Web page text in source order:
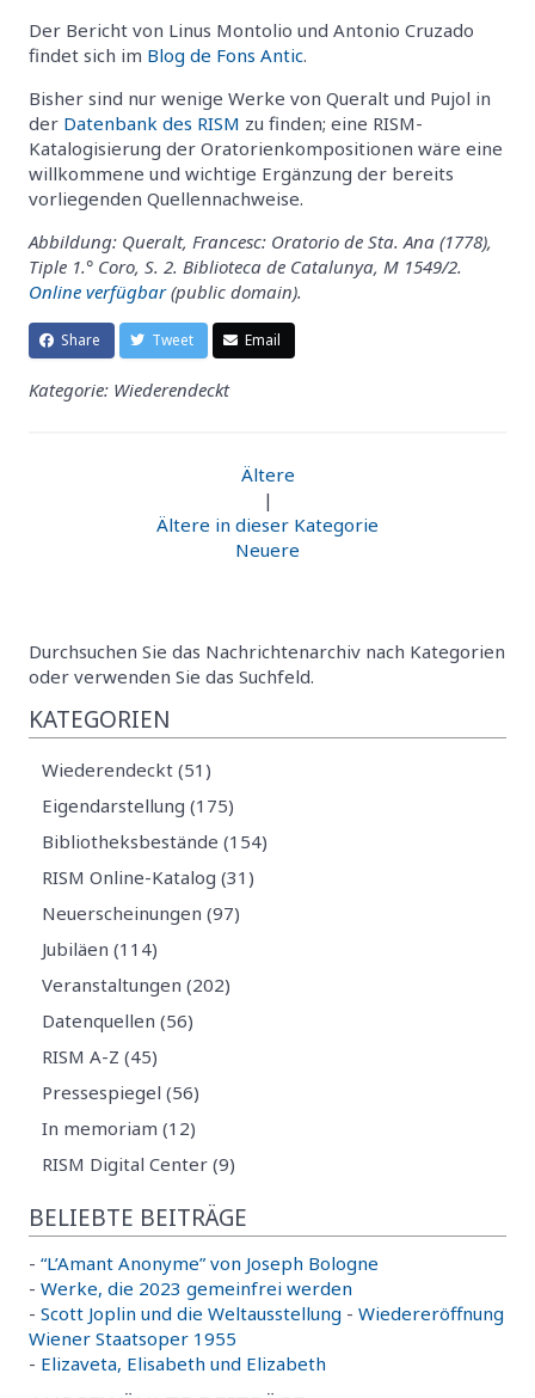
Der Bericht von Linus Montolio und Antonio Cruzado
findet sich im Blog de Fons Antic.
Bisher sind nur wenige Werke von Queralt und Pujol in
der Datenbank des RISM zu finden; eine RISM-
Katalogisierung der Oratorienkompositionen wäre eine
willkommene und wichtige Ergänzung der bereits
vorliegenden Quellennachweise.
Abbildung: Queralt, Francesc: Oratorio de Sta. Ana (1778),
Tiple 1.° Coro, S. 2. Biblioteca de Catalunya, M 1549/2.
Online verfügbar(public domain).
Share Tweet Email
Kategorie: Wiederendeckt
Ältere
|
Ältere in dieser Kategorie
Neuere
Durchsuchen Sie das Nachrichtenarchiv nach Kategorien
oder verwenden Sie das Suchfeld.
KATEGORIEN
Wiederendeckt (51)
Eigendarstellung (175)
Bibliotheksbestände (154)
RISM Online-Katalog (31)
Neuerscheinungen (97)
Jubiläen (114)
Veranstaltungen (202)
Datenquellen (56)
RISM A-Z (45)
Pressespiegel (56)
In memoriam (12)
RISM Digital Center (9)
BELIEBTE BEITRÄGE
- “L’Amant Anonyme” von Joseph Bologne
- Werke, die 2023 gemeinfrei werden
- Scott Joplin und die Weltausstellung - Wiedereröffnung
Wiener Staatsoper 1955
- Elizaveta, Elisabeth und Elizabeth